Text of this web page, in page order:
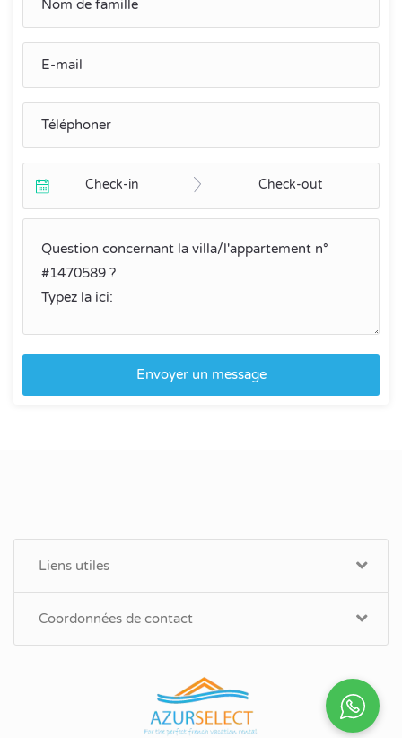
Check-in Check-out
Envoyer un message
Liens utiles
Coordonnées de contact